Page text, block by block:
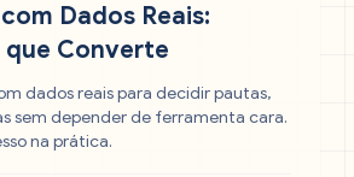
Dados Reais:
Converte
dados reais para decidir pautas,
sem depender de ferramenta cara.
na prática.